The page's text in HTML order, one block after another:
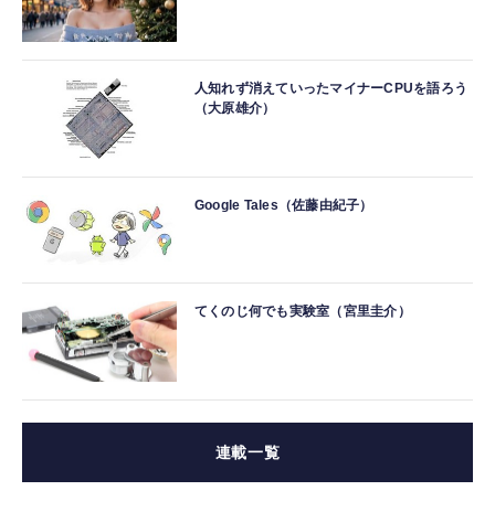
人知れず消えていったマイナーCPUを語ろう
（大原雄介）
Google Tales（佐藤由紀子）
てくのじ何でも実験室（宮里圭介）
連載一覧